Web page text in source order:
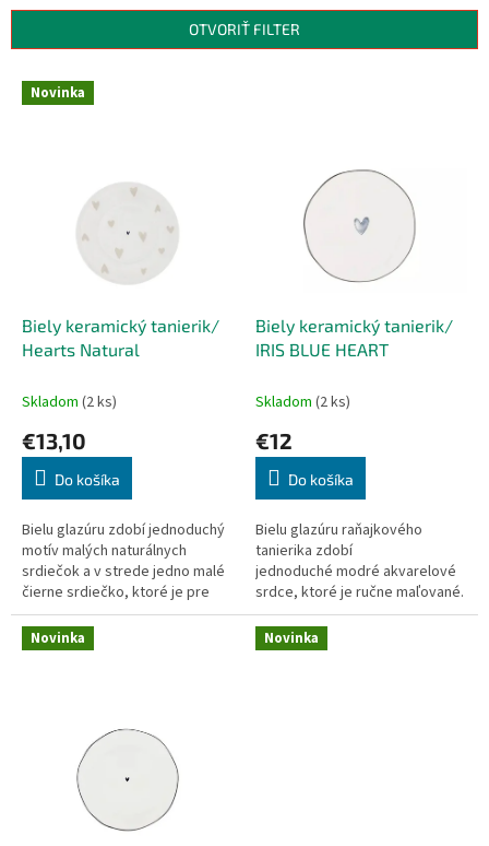
p
OTVORIŤ FILTER
V Novinka
Biely keramický tanierik/
Hearts Natural
Skladom (2 ks)
€13,10
Do košíka
Bielu glazúru zdobí jednoduchý
motív malých naturálnych
srdiečok a v strede jedno malé
čierne srdiečko, ktoré je pre
túto značku typické Okraj
tanierika je jemným...
Biely keramický tanierik/
IRIS BLUE HEART
Skladom (2 ks)
€12
Do košíka
Bielu glazúru raňajkového
tanierika zdobí
jednoduché modré akvarelové
srdce, ktoré je ručne maľované.
Okraj tanierika série Iris Blue je
nepravidelný, čo z neho...
Novinka Novinka